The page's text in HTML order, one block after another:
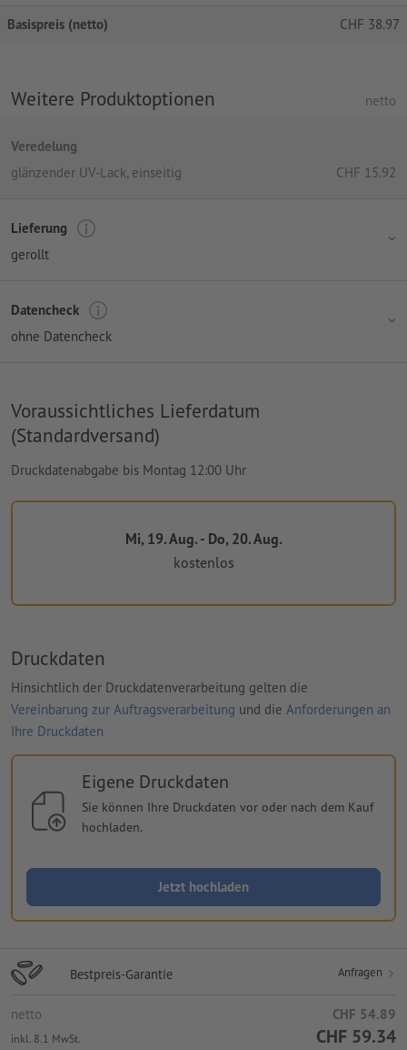
Basispreis (netto) CHF 38.97
Weitere Produktoptionen netto
Veredelung
glänzender UV-Lack, einseitig
CHF 15.92
Lieferung
gerollt
Datencheck
ohne Datencheck
Voraussichtliches Lieferdatum
(Standardversand)
Druckdatenabgabe bis Montag 12:00 Uhr
Mi, 19. Aug. - Do, 20. Aug.
kostenlos
Druckdaten
Hinsichtlich der Druckdatenverarbeitung gelten die
Vereinbarung zur Auftragsverarbeitung und die Anforderungen an
Ihre Druckdaten
Eigene Druckdaten
Sie können Ihre Druckdaten vor oder nach dem Kauf
hochladen.
Jetzt hochladen
Bestpreis-Garantie Anfragen
netto CHF 54.89
inkl. 8.1 MwSt. CHF 59.34